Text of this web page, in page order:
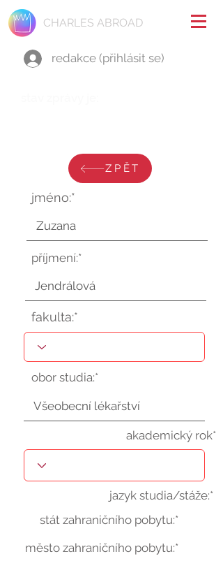
CHARLES ABROAD
redakce (přihlásit se)
ZPĚT
jméno:*
příjmení:*
fakulta:*
obor studia:*
akademický rok*
jazyk studia/stáže:*
stát zahraničního pobytu:*
město zahraničního pobytu:*